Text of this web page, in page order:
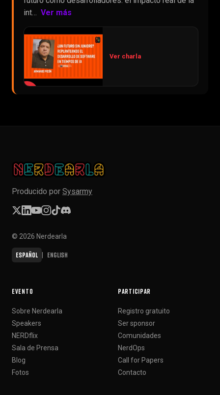
int… Ver más
Ver charla
Producido por Sysarmy
© 2026 Nerdearla
Español English
EVENTO
Sobre Nerdearla
Speakers
NERDflix
Sala de Prensa
Blog
Fotos
PARTICIPAR
Registro gratuito
Ser sponsor
Comunidades
NerdOps
Call for Papers
Contacto